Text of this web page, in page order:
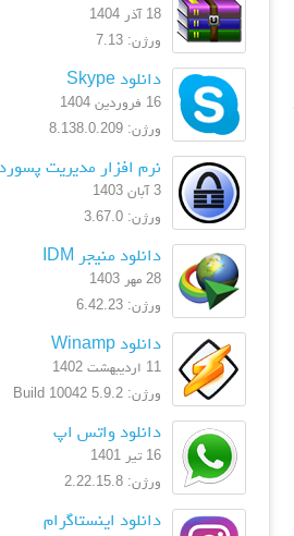
18 آذر 1404
ورژن: 7.13
دانلود Skype
16 فروردین 1404
ورژن: 8.138.0.209
نرم افزار مدیریت پسورد
3 آبان 1403
ورژن: 3.67.0
دانلود منیجر IDM
28 مهر 1403
ورژن: 6.42.23
دانلود Winamp
11 اردیبهشت 1402
ورژن: 5.9.2 Build 10042
دانلود واتس اپ
16 تیر 1401
ورژن: 2.22.15.8
دانلود اینستاگرام